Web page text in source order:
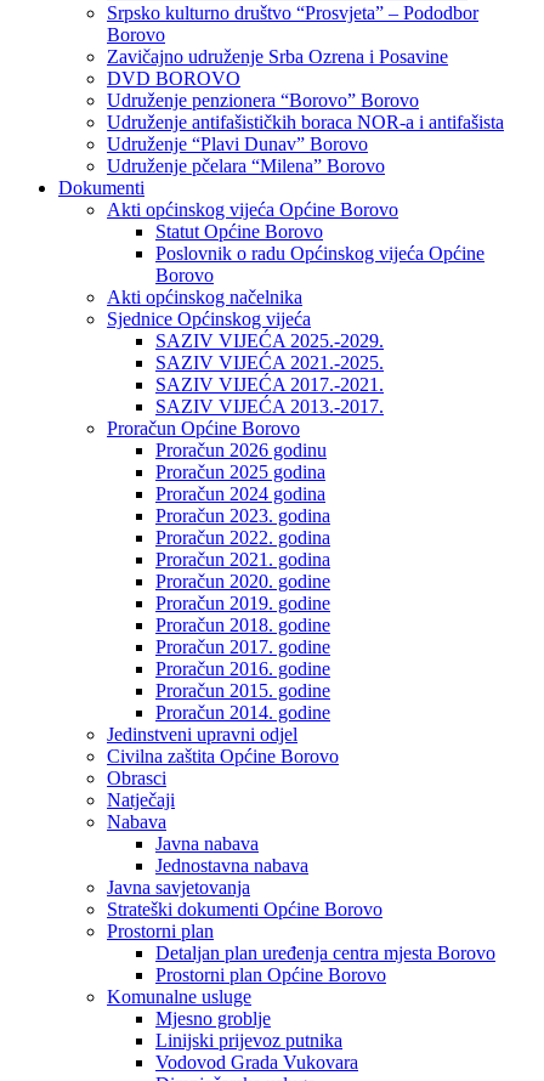
Srpsko kulturno društvo “Prosvjeta” – Pododbor
Borovo
Zavičajno udruženje Srba Ozrena i Posavine
DVD BOROVO
Udruženje penzionera “Borovo” Borovo
Udruženje antifašističkih boraca NOR-a i antifašista
Udruženje “Plavi Dunav” Borovo
Udruženje pčelara “Milena” Borovo
Dokumenti
Akti općinskog vijeća Općine Borovo
Statut Općine Borovo
Poslovnik o radu Općinskog vijeća Općine
Borovo
Akti općinskog načelnika
Sjednice Općinskog vijeća
SAZIV VIJEĆA 2025.-2029.
SAZIV VIJEĆA 2021.-2025.
SAZIV VIJEĆA 2017.-2021.
SAZIV VIJEĆA 2013.-2017.
Proračun Općine Borovo
Proračun 2026 godinu
Proračun 2025 godina
Proračun 2024 godina
Proračun 2023. godina
Proračun 2022. godina
Proračun 2021. godina
Proračun 2020. godine
Proračun 2019. godine
Proračun 2018. godine
Proračun 2017. godine
Proračun 2016. godine
Proračun 2015. godine
Proračun 2014. godine
Jedinstveni upravni odjel
Civilna zaštita Općine Borovo
Obrasci
Natječaji
Nabava
Javna nabava
Jednostavna nabava
Javna savjetovanja
Strateški dokumenti Općine Borovo
Prostorni plan
Detaljan plan uređenja centra mjesta Borovo
Prostorni plan Općine Borovo
Komunalne usluge
Mjesno groblje
Linijski prijevoz putnika
Vodovod Grada Vukovara